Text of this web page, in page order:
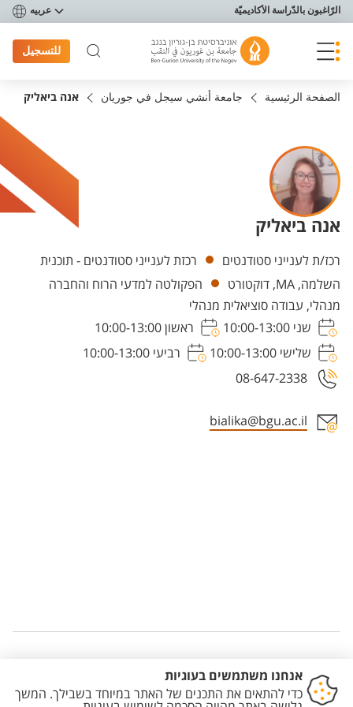
תפריט נגישות
الرّاغبون بالدّراسة الأكاديميّة عربيه
للتسجيل
الصفحة الرئيسية جامعة أنشي سيجل في جوريان אנה ביאליק
אנה ביאליק
Departments
רכז/ת לענייני סטודנטים
רכזת לענייני סטודנטים - תוכנית
השלמה, MA, דוקטורט
הפקולטה למדעי הרוח והחברה
מנהלי, עבודה סוציאלית מנהלי
שני 10:00-13:00
ראשון 10:00-13:00
שלישי 10:00-13:00
רביעי 10:00-13:00
08-647-2338
bialika@bgu.ac.il